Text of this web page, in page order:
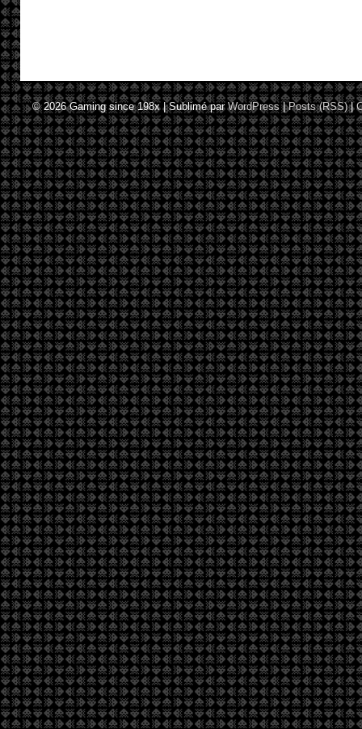
© 2026Gaming since 198x|Sublimé parWordPress |Posts (RSS)|